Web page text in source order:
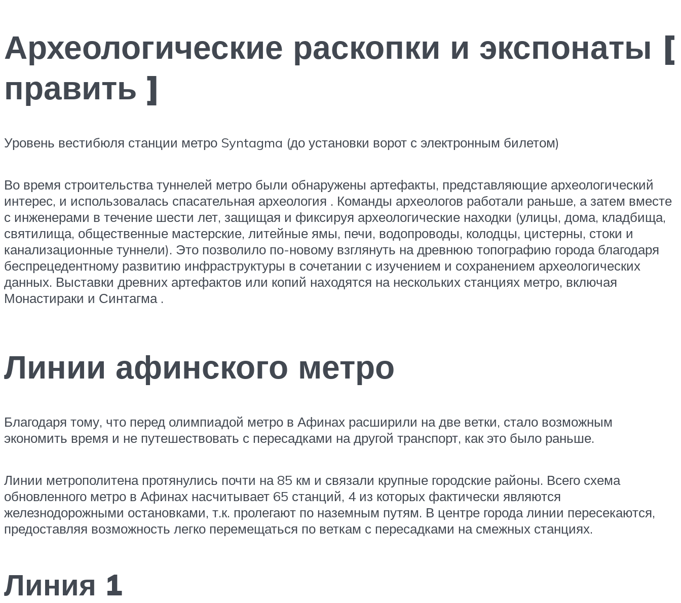
Археологические раскопки и экспонаты [
править ]
Уровень вестибюля станции метро Syntagma (до установки ворот с электронным билетом)
Во время строительства туннелей метро были обнаружены артефакты, представляющие археологический
интерес, и использовалась спасательная археология . Команды археологов работали раньше, а затем вместе
с инженерами в течение шести лет, защищая и фиксируя археологические находки (улицы, дома, кладбища,
святилища, общественные мастерские, литейные ямы, печи, водопроводы, колодцы, цистерны, стоки и
канализационные туннели). Это позволило по-новому взглянуть на древнюю топографию города благодаря
беспрецедентному развитию инфраструктуры в сочетании с изучением и сохранением археологических
данных. Выставки древних артефактов или копий находятся на нескольких станциях метро, ​​включая
Монастираки и Синтагма.
Линии афинского метро
Благодаря тому, что перед олимпиадой метро в Афинах расширили на две ветки, стало возможным
экономить время и не путешествовать с пересадками на другой транспорт, как это было раньше.
Линии метрополитена протянулись почти на 85 км и связали крупные городские районы. Всего схема
обновленного метро в Афинах насчитывает 65 станций, 4 из которых фактически являются
железнодорожными остановками, т.к. пролегают по наземным путям. В центре города линии пересекаются,
предоставляя возможность легко перемещаться по веткам с пересадками на смежных станциях.
Линия 1